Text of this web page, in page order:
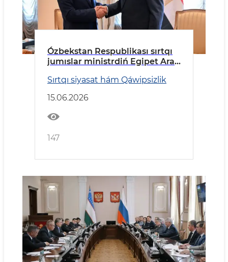
Ózbekstan Respublikası sırtqı
jumıslar ministrdiń Egipet Arab
Sırtqı siyasat hám Qáwipsizlik
15.06.2026
147